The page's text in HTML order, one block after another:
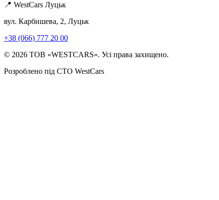
📍 WestCars Луцьк
вул. Карбишева, 2, Луцьк
+38 (066) 777 20 00
© 2026 ТОВ «WESTCARS». Усі права захищено.
Розроблено під СТО WestCars